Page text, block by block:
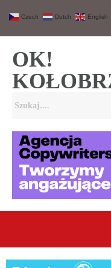
OK!
Czech Dutch English